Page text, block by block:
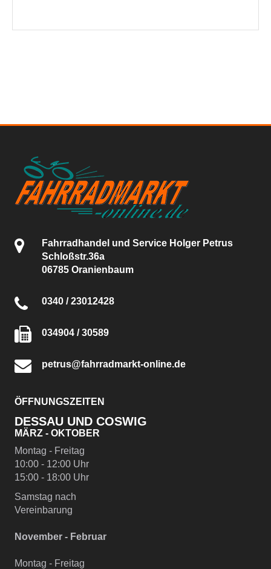
Fahrradhandel und Service Holger Petrus
Schloßstr.36a
06785 Oranienbaum
0340 / 23012428
034904 / 30589
petrus@fahrradmarkt-online.de
ÖFFNUNGSZEITEN
DESSAU UND COSWIG
MÄRZ - OKTOBER
Montag - Freitag
10:00 - 12:00 Uhr
15:00 - 18:00 Uhr
Samstag nach
Vereinbarung
November - Februar
Montag - Freitag